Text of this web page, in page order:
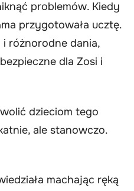
problemów. Kiedy
przygotowała ucztę.
i różnorodne dania,
dla Zosi i
dzieciom tego
ale stanowczo.
machając ręką